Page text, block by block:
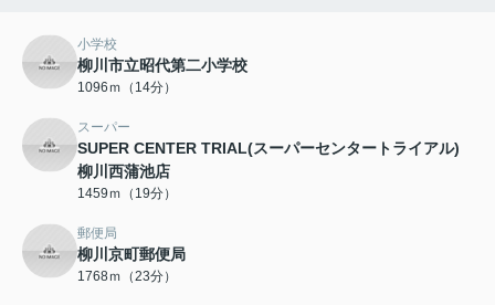
小学校
柳川市立昭代第二小学校
1096ｍ（14分）
スーパー
SUPER CENTER TRIAL(スーパーセンタートライアル)
柳川西蒲池店
1459ｍ（19分）
郵便局
柳川京町郵便局
1768ｍ（23分）